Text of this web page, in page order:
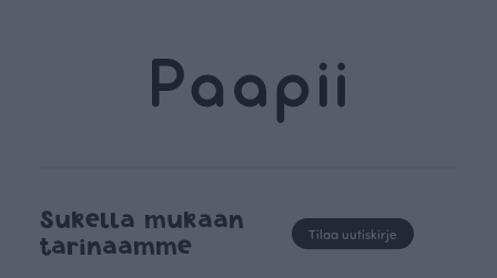
Sukella mukaan
tarinaamme
Tilaa uutiskirje